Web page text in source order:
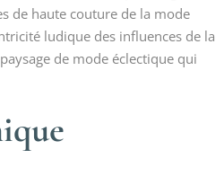
de haute couture de la mode
ludique des influences de la
de mode éclectique qui